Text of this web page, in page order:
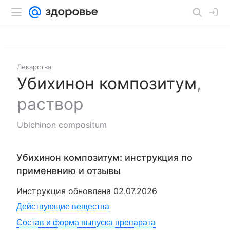
Лекарства
Убихинон композитум,
раствор
Ubichinon compositum
Убихинон композитум: инструкция по
применению и отзывы
Инструкция обновлена 02.07.2026
Действующие вещества
Состав и форма выпуска препарата